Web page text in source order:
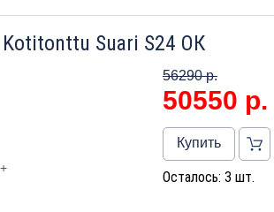
Suari S24 ОК
56290 р.
50550 р.
Купить
Осталось: 3 шт.